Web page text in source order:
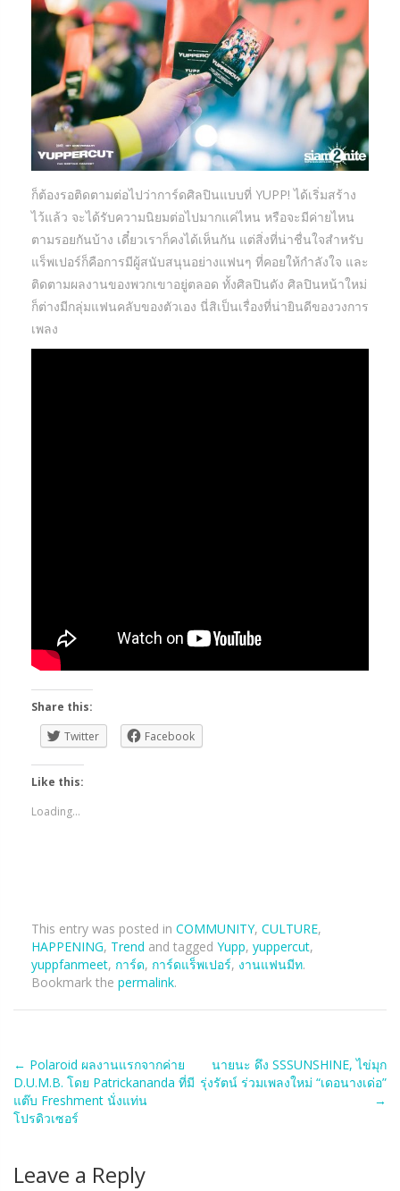
ก็ต้องรอติดตามต่อไปว่าการ์ดศิลปินแบบที่ YUPP! ได้เริ่มสร้าง
ไว้แล้ว จะได้รับความนิยมต่อไปมากแค่ไหน หรือจะมีค่ายไหน
ตามรอยกันบ้าง เดี๋ยวเราก็คงได้เห็นกัน แต่สิ่งที่น่าชื่นใจสำหรับ
แร็พเปอร์ก็คือการมีผู้สนับสนุนอย่างแฟนๆ ที่คอยให้กำลังใจ และ
ติดตามผลงานของพวกเขาอยู่ตลอด ทั้งศิลปินดัง ศิลปินหน้าใหม่
ก็ต่างมีกลุ่มแฟนคลับของตัวเอง นี่สิเป็นเรื่องที่น่ายินดีของวงการ
เพลง
Share this:
Twitter
Facebook
Like this:
Loading...
This entry was posted in COMMUNITY, CULTURE,
HAPPENING, Trend and tagged Yupp, yuppercut,
yuppfanmeet, การ์ด, การ์ดแร็พเปอร์, งานแฟนมีท.
Bookmark the permalink.
Post
navigation
← Polaroid ผลงานแรกจากค่าย
D.U.M.B. โดย Patrickananda ที่มี
แต๊บ Freshment นั่งแท่น
โปรดิวเซอร์
นายนะ ดึง SSSUNSHINE, ไข่มุก
รุ่งรัตน์ ร่วมเพลงใหม่ “เดอนางเด่อ”
→
Leave a Reply